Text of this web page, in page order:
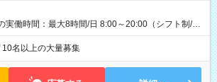
実働時間：最大8時間/日 8:00～20:00（シフト制/実
週5日勤務（場所次第では週4も有り） ※配達状況
外での勤務可能性有り ※案件により多少の前後あ
10名以上の大量募集